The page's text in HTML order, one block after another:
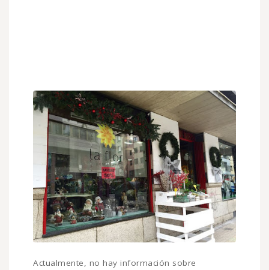
Actualmente, no hay información sobre